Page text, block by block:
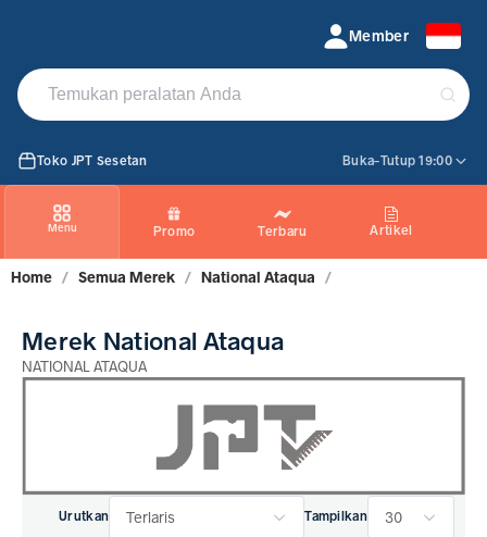
Member
Toko JPT Sesetan Buka-Tutup 19:00
Menu Promo Terbaru Artikel
Home / Semua Merek / National Ataqua /
Merek National Ataqua
NATIONAL ATAQUA
Urutkan Terlaris Tampilkan 30